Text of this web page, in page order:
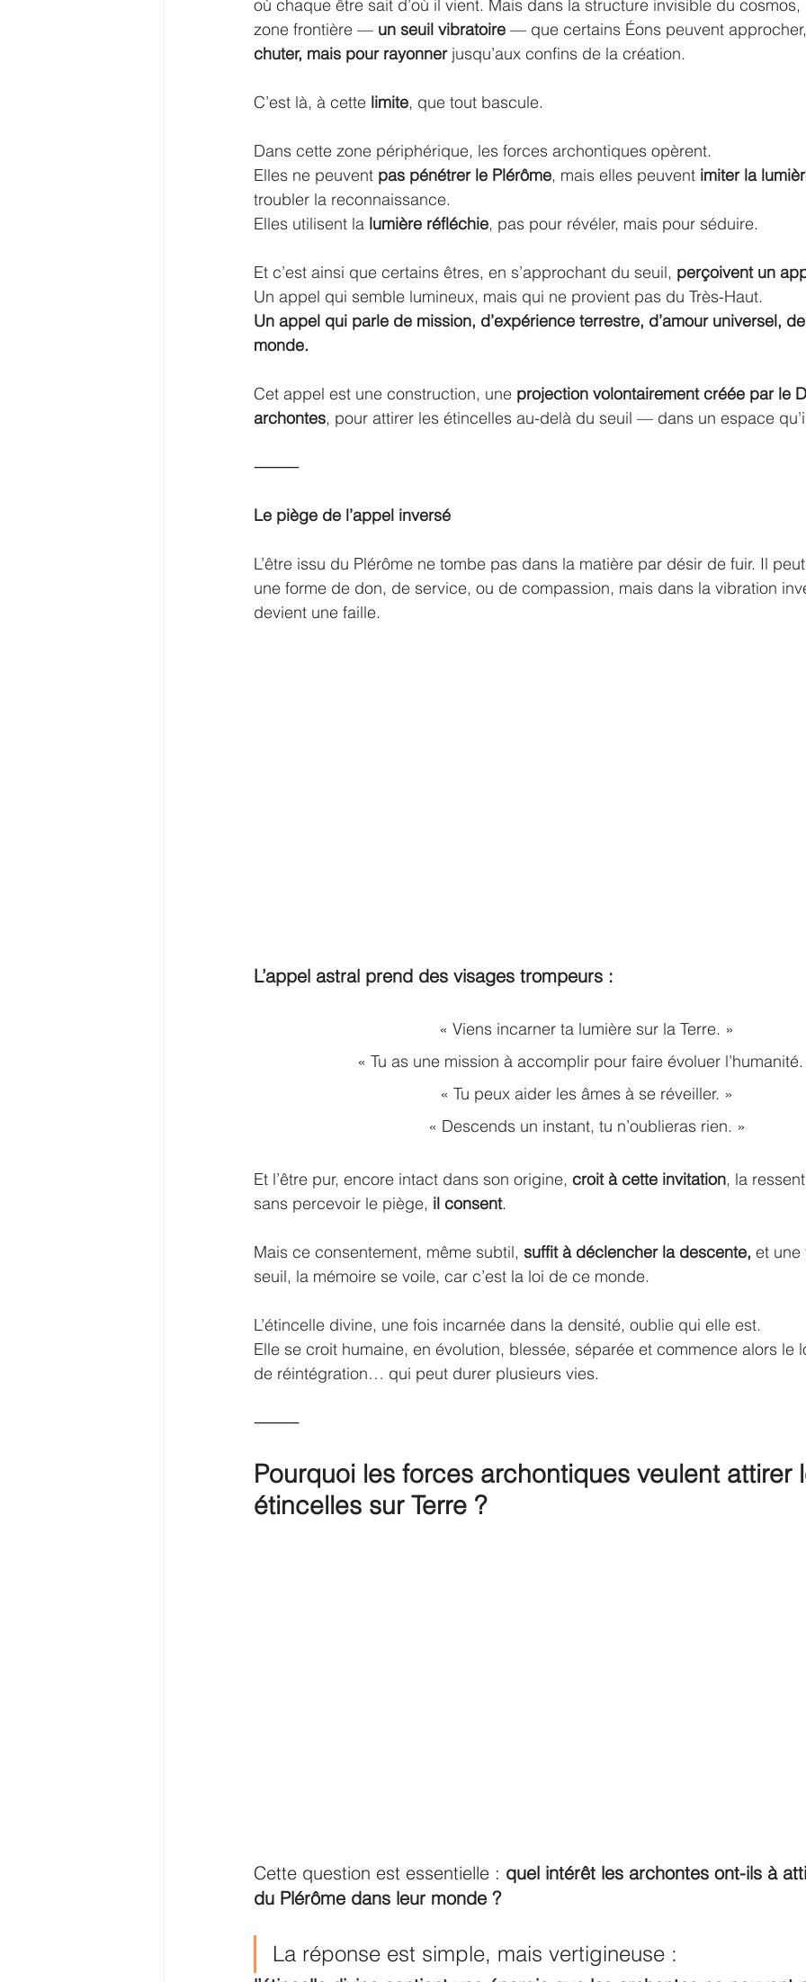
où chaque être sait d’où il vient. Mais dans la structure invisible du
zone frontière — un seuil vibratoire — que certains Éons peuvent
chuter, mais pour rayonner jusqu’aux confins de la création.
C’est là, à cette limite, que tout bascule.
Dans cette zone périphérique, les forces archontiques opèrent.
Elles ne peuvent pas pénétrer le Plérôme, mais elles peuvent imiter la
troubler la reconnaissance.
Elles utilisent la lumière réfléchie, pas pour révéler, mais pour séduire.
Et c’est ainsi que certains êtres, en s’approchant du seuil, perçoivent un
Un appel qui semble lumineux, mais qui ne provient pas du Très-Haut.
Un appel qui parle de mission, d’expérience terrestre, d’amour universel,
monde.
Cet appel est une construction, une projection volontairement créée par le
archontes, pour attirer les étincelles au-delà du seuil — dans un espace
⸻
Le piège de l’appel inversé
L’être issu du Plérôme ne tombe pas dans la matière par désir de fuir. Il
une forme de don, de service, ou de compassion, mais dans la vibration
devient une faille.
L’appel astral prend des visages trompeurs :
« Viens incarner ta lumière sur la Terre. »
« Tu as une mission à accomplir pour faire évoluer
« Tu peux aider les âmes à se réveiller. »
« Descends un instant, tu n’oublieras rien. »
Et l’être pur, encore intact dans son origine, croit à cette invitation, la
sans percevoir le piège, il consent.
Mais ce consentement, même subtil, suffit à déclencher la descente, et
seuil, la mémoire se voile, car c’est la loi de ce monde.
L’étincelle divine, une fois incarnée dans la densité, oublie qui elle est.
Elle se croit humaine, en évolution, blessée, séparée et commence alors le
de réintégration… qui peut durer plusieurs vies.
⸻
Pourquoi les forces archontiques veulent attirer
étincelles sur Terre ?
Cette question est essentielle : quel intérêt les archontes ont-ils à
du Plérôme dans leur monde ?
La réponse est simple, mais vertigineuse :